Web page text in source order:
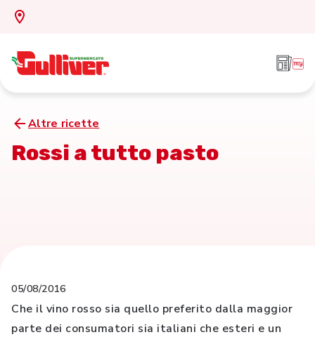
Altre ricette
Rossi a tutto pasto
05/08/2016
Che il vino rosso sia quello preferito dalla maggior
parte dei consumatori sia italiani che esteri e un